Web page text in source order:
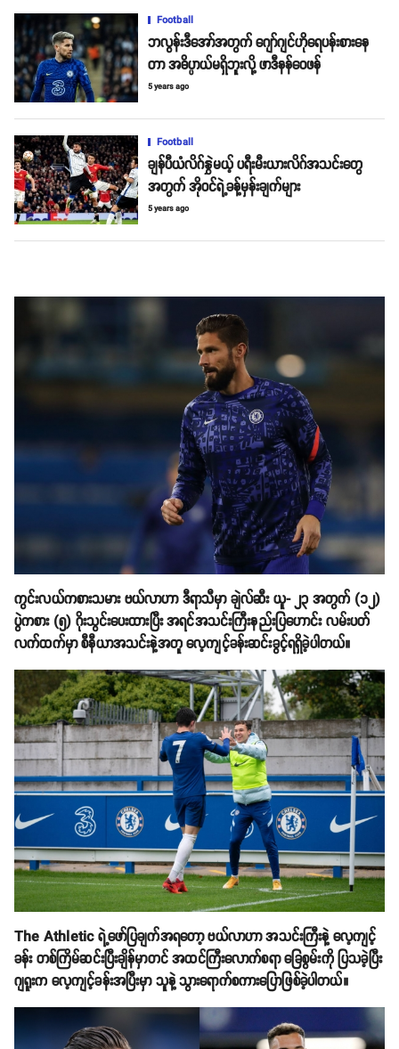
Football
ဘလွန်းဒီအော်အတွက် ဂျော်ဂျင်ဟိုရေပန်းစားနေ
တာ အဓိပ္ပာယ်မရှိဘူးလို့ ဖာဒီနန်ဝေဖန်
5 years ago
Football
ချန်ပီယံလိဂ်နွှဲမယ့် ပရီးမီးယားလိဂ်အသင်းတွေ
အတွက် အိုဝင်ရဲ့ခန့်မှန်းချက်များ
5 years ago
ကွင်းလယ်ကစားသမား ဗယ်လာဟာ ဒီရာသီမှာ ချဲလ်ဆီး ယူ- ၂၃ အတွက် (၁၂)
ပွဲကစား (၅) ဂိုးသွင်းပေးထားပြီး အရင်အသင်းကြီးနည်းပြဟောင်း လမ်းပတ်
လက်ထက်မှာ စီနီယာအသင်းနဲ့အတူ လေ့ကျင့်ခန်းဆင်းခွင့်ရရှိခဲ့ပါတယ်။
The Athletic ရဲ့ဖော်ပြချက်အရတော့ ဗယ်လာဟာ အသင်းကြီးနဲ့ လေ့ကျင့်
ခန်း တစ်ကြိမ်ဆင်းပြီးချိန်မှာတင် အထင်ကြီးလောက်စရာ ခြေစွမ်းကို ပြသခဲ့ပြီး
ဂျရူးက လေ့ကျင့်ခန်းအပြီးမှာ သူနဲ့ သွားရောက်စကားပြောဖြစ်ခဲ့ပါတယ်။